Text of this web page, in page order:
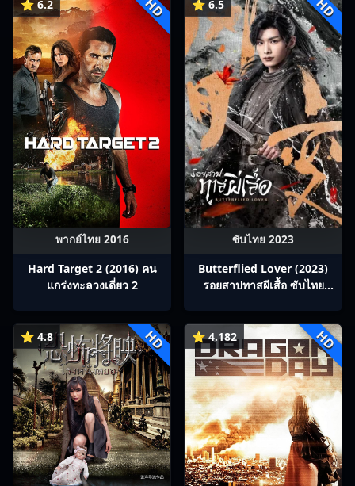
⭐ 6.2 HD
พากย์ไทย 2016
Hard Target 2 (2016) คน
แกร่งทะลวงเดี่ยว 2
⭐ 6.5 HD
ซับไทย 2023
Butterflied Lover (2023)
รอยสาปทาสผีเสื้อ ซับไทย
⭐ 4.8 HD ⭐ 4.182 HD